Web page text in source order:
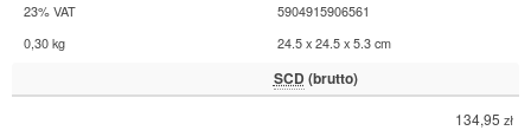
23% VAT
5904915906561
0,30 kg
24.5 x 24.5 x 5.3 cm
SCD (brutto)
134,95 zł